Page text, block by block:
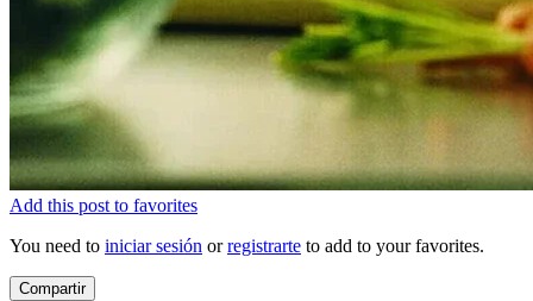
Add this post to favorites
You need to iniciar sesión orregistrarte to add to your favorites.
Compartir